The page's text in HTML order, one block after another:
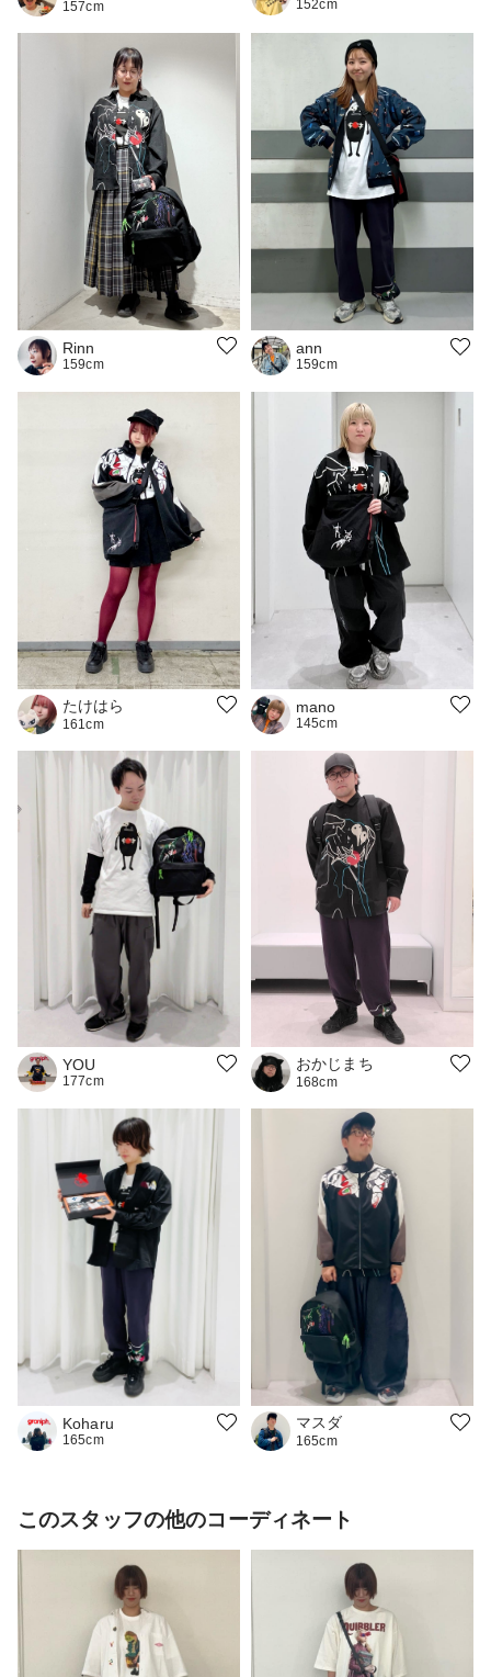
157cm 152cm
Rinn
159cm
ann
159cm
たけはら
161cm
mano
145cm
YOU
177cm
おかじまち
168cm
Koharu
165cm
マスダ
165cm
このスタッフの他のコーディネート